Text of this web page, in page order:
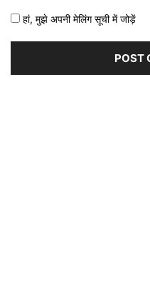
हां, मुझे अपनी मेलिंग सूची में जोड़ें